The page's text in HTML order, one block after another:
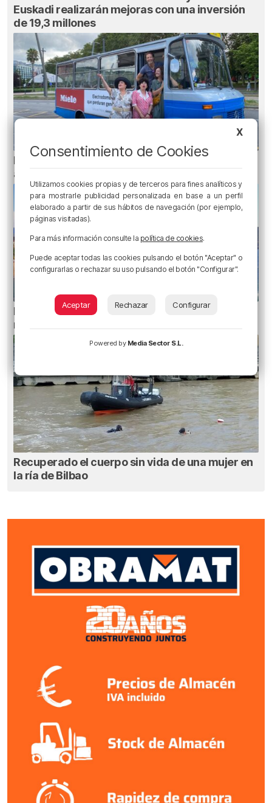
Euskadi realizarán mejoras con una inversión
de 19,3 millones
Planes para esta semana en Bilbao, Bizkaia y
alrededores: del 4 al 10 de agosto
El tiempo este viernes en Bizkaia: subida
notable de las temperaturas máximas
Recuperado el cuerpo sin vida de una mujer en
la ría de Bilbao
X
Consentimiento de Cookies
Utilizamos cookies propias y de terceros para fines analíticos y
para mostrarle publicidad personalizada en base a un perfil
elaborado a partir de sus hábitos de navegación (por ejemplo,
páginas visitadas).
Para más información consulte la política de cookies.
Puede aceptar todas las cookies pulsando el botón "Aceptar" o
configurarlas o rechazar su uso pulsando el botón "Configurar".
Aceptar Rechazar Configurar
Powered by Media Sector S.L.